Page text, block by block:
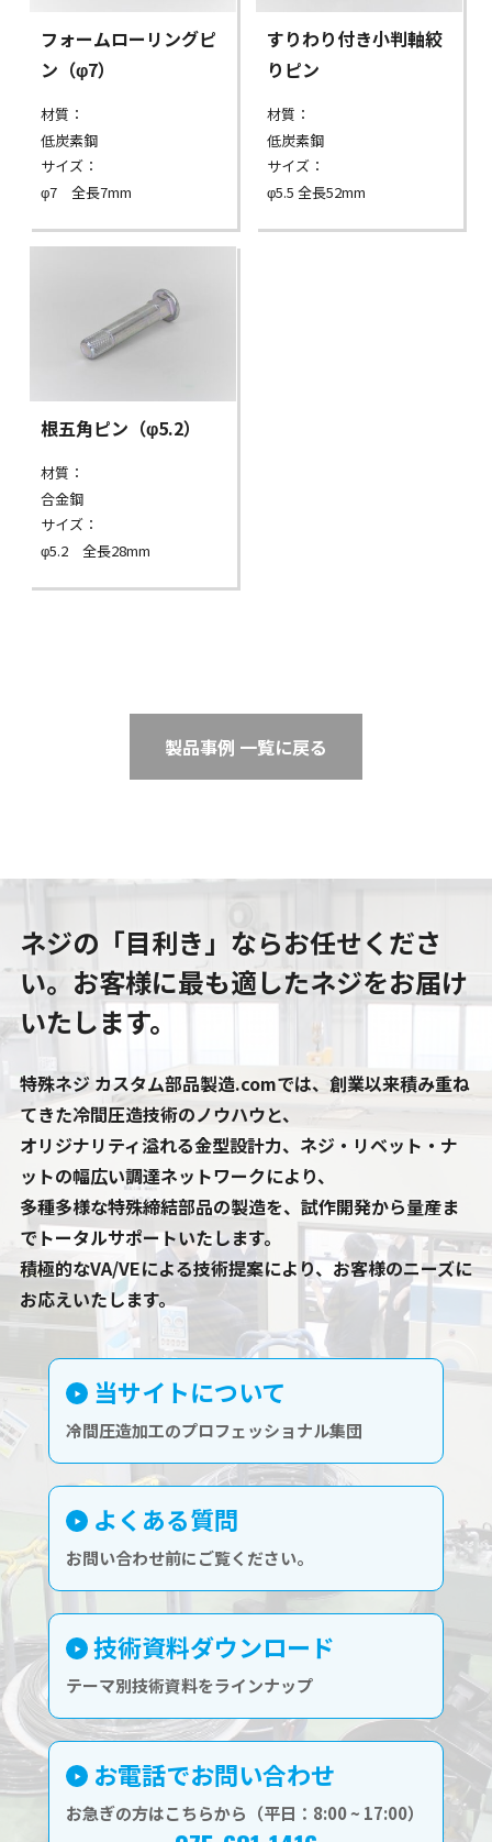
フォームローリングピ
ン（φ7）
材質：
低炭素鋼
サイズ：
φ7 全長7mm
すりわり付き小判軸絞
りピン
材質：
低炭素鋼
サイズ：
φ5.5 全長52mm
根五角ピン（φ5.2）
材質：
合金鋼
サイズ：
φ5.2 全長28mm
製品事例 一覧に戻る
ネジの「目利き」ならお任せくださ
い。 お客様に最も適したネジをお届け
いたします。
特殊ネジ カスタム部品製造.comでは、創業以来積み重ね
てきた冷間圧造技術のノウハウと、
オリジナリティ溢れる金型設計力、ネジ・リベット・ナ
ットの幅広い調達ネットワークにより、
多種多様な特殊締結部品の製造を、試作開発から量産ま
でトータルサポートいたします。
積極的なVA/VEによる技術提案により、お客様のニーズに
お応えいたします。
当サイトについて
冷間圧造加工のプロフェッショナル集団
よくある質問
お問い合わせ前にご覧ください。
技術資料ダウンロード
テーマ別技術資料をラインナップ
お電話でお問い合わせ
お急ぎの方はこちらから（平日：8:00 ~ 17:00）